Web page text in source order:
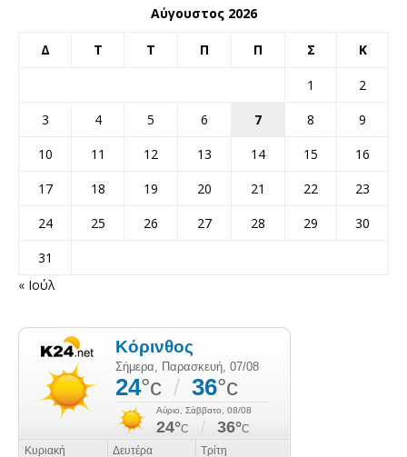
Αύγουστος 2026
Δ Τ Τ Π Π Σ Κ
1
2
3
4 5 6 7 8
9
10
11 12 13 14 15
16
17
18 19 20 21 22
23
24
25 26 27 28 29
30
31
« Ιούλ